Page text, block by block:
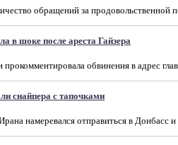
обращений за
в шоке после ареста Гайзера
обвинения в адрес
снайпера с тапочками
намеревался отправиться в Донбасс